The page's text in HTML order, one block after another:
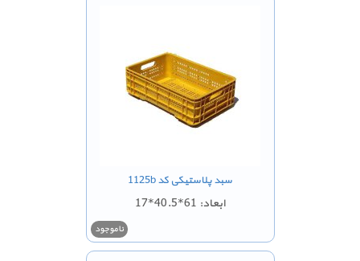
سبد پلاستیکی کد 1125b
ابعاد: 61*40.5*17
ناموجود